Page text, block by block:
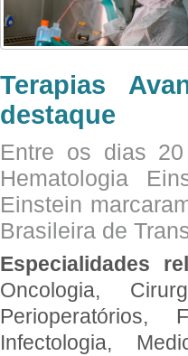
Terapias
destaque
Entre os dias
Hematologia
Einstein
Brasileira de
Especialidades
Oncologia,
Perioperatórios,
Infectologia,